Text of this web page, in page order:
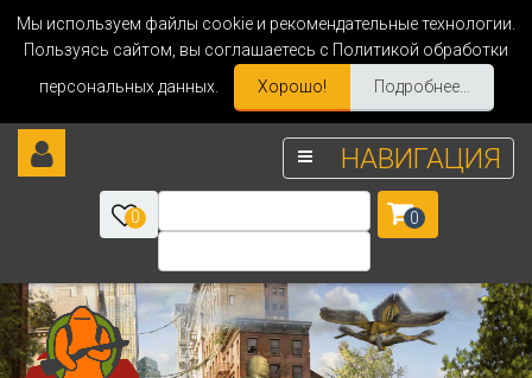
Мы используем файлы cookie и рекомендательные технологии.
Пользуясь сайтом, вы соглашаетесь с Политикой обработки
персональных данных.
Хорошо! Подробнее...
НАВИГАЦИЯ
0 0